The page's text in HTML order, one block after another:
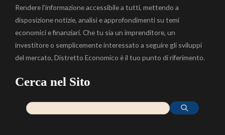
Rendere l’informazione accessibile a tutti, mettendo a
disposizione notizie, analisi e approfondimenti su temi
economici e finanziari. Che tu sia un imprenditore, un
investitore o semplicemente interessato a seguire gli sviluppi
del mercato, Distretto Economico è il tuo punto di riferimento.
Cerca nel Sito